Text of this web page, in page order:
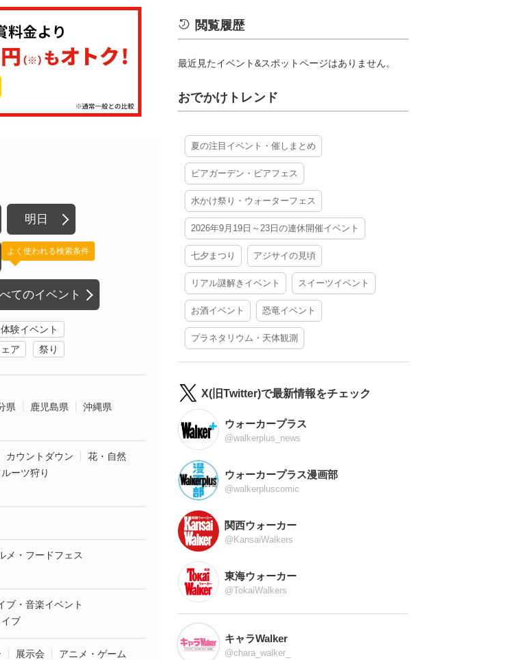
明日
てのイベント
よく使われる検索条件
体験イベント
ア
祭り
県 鹿児島県
沖縄県
カウントダウン
花・自然
ーツ狩り
メ・フードフェス
ブ・音楽イベント
ブ
展示会 アニメ・ゲーム
閲覧履歴
最近見たイベント&スポットページはありません。
おでかけトレンド
夏の注目イベント・催しまとめ
ビアガーデン・ビアフェス
水かけ祭り・ウォーターフェス
2026年9月19日～23日の連休開催イベント
七夕まつり アジサイの見頃
リアル謎解きイベント スイーツイベント
お酒イベント 恐竜イベント
プラネタリウム・天体観測
X(旧Twitter)で最新情報をチェック
ウォーカープラス
@walkerplus_news
ウォーカープラス漫画部
@walkerpluscomic
関西ウォーカー
@KansaiWalkers
東海ウォーカー
@TokaiWalkers
キャラWalker
@chara_walker_